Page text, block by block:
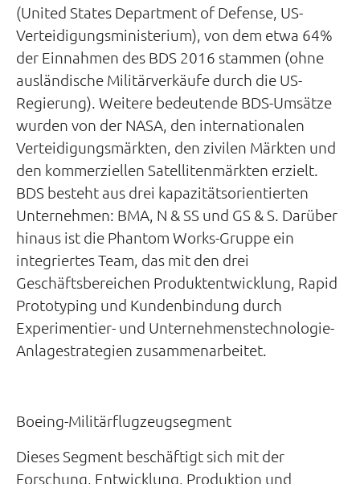
(United States Department of Defense, US-
Verteidigungsministerium), von dem etwa 64%
der Einnahmen des BDS 2016 stammen (ohne
ausländische Militärverkäufe durch die US-
Regierung). Weitere bedeutende BDS-Umsätze
wurden von der NASA, den internationalen
Verteidigungsmärkten, den zivilen Märkten und
den kommerziellen Satellitenmärkten erzielt.
BDS besteht aus drei kapazitätsorientierten
Unternehmen: BMA, N & SS und GS & S. Darüber
hinaus ist die Phantom Works-Gruppe ein
integriertes Team, das mit den drei
Geschäftsbereichen Produktentwicklung, Rapid
Prototyping und Kundenbindung durch
Experimentier- und Unternehmenstechnologie-
Anlagestrategien zusammenarbeitet.
Boeing-Militärflugzeugsegment
Dieses Segment beschäftigt sich mit der
Forschung, Entwicklung, Produktion und